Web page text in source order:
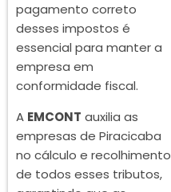
pagamento correto
desses impostos é
essencial para manter a
empresa em
conformidade fiscal.
A EMCONT auxilia as
empresas de Piracicaba
no cálculo e recolhimento
de todos esses tributos,